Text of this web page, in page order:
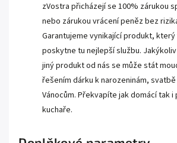
zVostra přicházejí se 100% zárukou
nebo zárukou vrácení peněz bez
Garantujeme vynikající produkt, který
poskytne tu nejlepší službu.
jiný produkt od nás se může stát
řešením dárku k narozeninám,
Vánocům. Překvapíte jak domácí tak
kuchaře.